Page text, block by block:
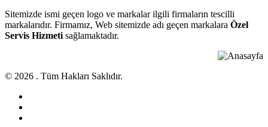
Sitemizde ismi geçen logo ve markalar ilgili firmaların tescilli
markalarıdır. Firmamız, Web sitemizde adı geçen markalara Özel
Servis Hizmeti sağlamaktadır.
© 2026 . Tüm Hakları Saklıdır.